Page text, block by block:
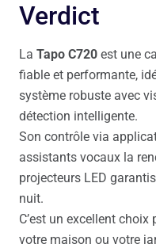
Verdict
La Tapo C720 est une
fiable et performante,
système robuste avec
détection intelligente.
Son contrôle via
assistants vocaux la
projecteurs LED
nuit.
C’est un excellent
votre maison ou votre